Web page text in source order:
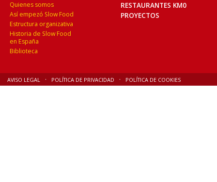
Quienes somos
Así empezó Slow Food
Estructura organizativa
Historia de Slow Food
en España
Biblioteca
RESTAURANTES KM0
PROYECTOS
AVISO LEGAL POLÍTICA DE PRIVACIDAD POLÍTICA DE COOKIES